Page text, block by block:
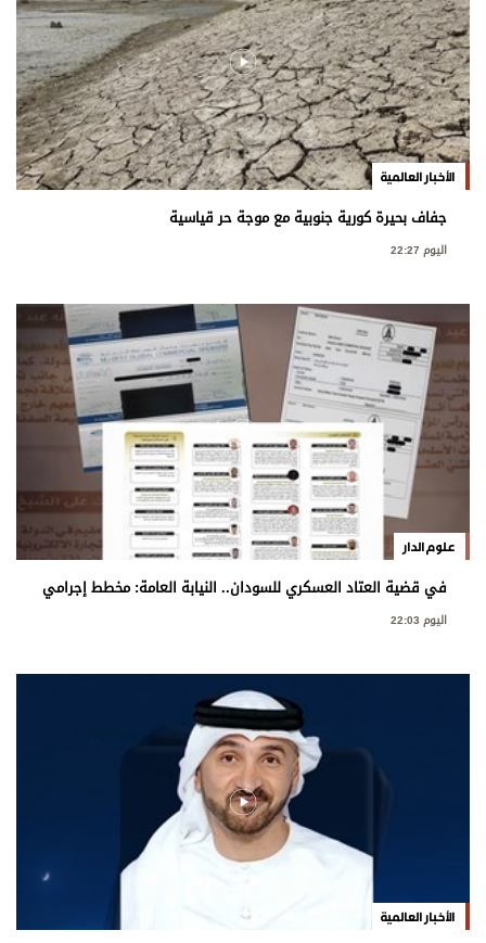
الأخبار العالمية
جفاف بحيرة كورية جنوبية مع موجة حر قياسية
اليوم 22:27
علوم الدار
في قضية العتاد العسكري للسودان.. النيابة العامة: مخطط إجرامي
استهدف المساس بسيادة الدولة
اليوم 22:03
الأخبار العالمية